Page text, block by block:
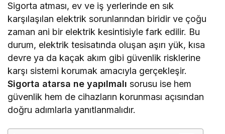
Sigorta atması, ev ve iş yerlerinde en sık
karşılaşılan elektrik sorunlarından biridir ve çoğu
zaman ani bir elektrik kesintisiyle fark edilir. Bu
durum, elektrik tesisatında oluşan aşırı yük, kısa
devre ya da kaçak akım gibi güvenlik risklerine
karşı sistemi korumak amacıyla gerçekleşir.
Sigorta atarsa ne yapılmalı sorusu ise hem
güvenlik hem de cihazların korunması açısından
doğru adımlarla yanıtlanmalıdır.